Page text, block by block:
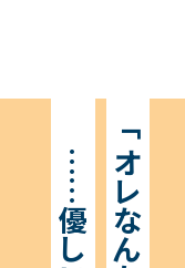
「
オ
レ
な
ん
…
…
優
し